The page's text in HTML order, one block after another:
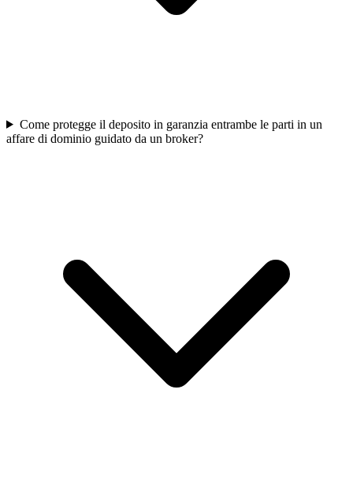
Come protegge il deposito in garanzia entrambe le parti in un
affare di dominio guidato da un broker?